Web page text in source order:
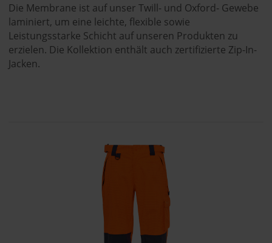
Die Membrane ist auf unser Twill- und Oxford- Gewebe
laminiert, um eine leichte, flexible sowie
Leistungsstarke Schicht auf unseren Produkten zu
erzielen. Die Kollektion enthält auch zertifizierte Zip-In-
Jacken.